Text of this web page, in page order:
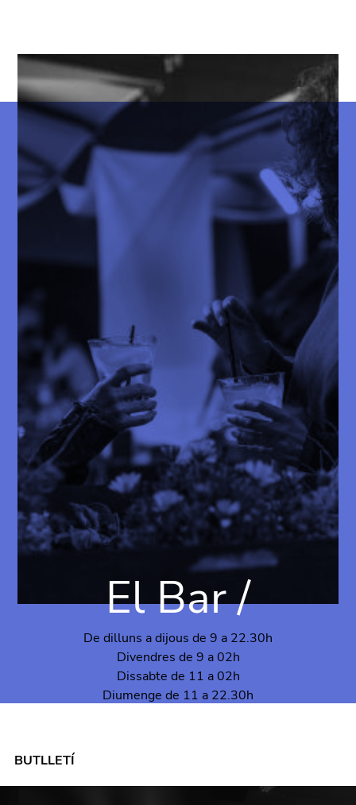
El Bar /
De dilluns a dijous de 9 a 22.30h
Divendres de 9 a 02h
Dissabte de 11 a 02h
Diumenge de 11 a 22.30h
BUTLLETÍ